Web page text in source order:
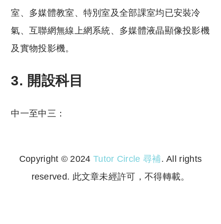
室、多媒體教室、特別室及全部課室均已安裝冷
氣、互聯網無線上網系統、多媒體液晶顯像投影機
及實物投影機。
3. 開設科目
中一至中三：
Copyright © 2024 Tutor Circle 尋補. All rights
reserved. 此文章未經許可，不得轉載。